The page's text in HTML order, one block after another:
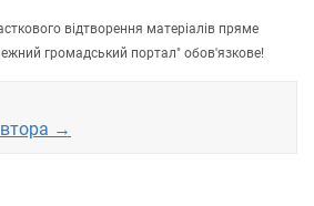
відтворення матеріалів пряме
громадський портал" обов'язкове!
→